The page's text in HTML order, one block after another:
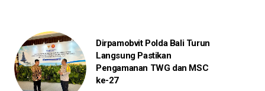
Dirpamobvit Polda Bali Turun
Langsung Pastikan
Pengamanan TWG dan MSC
ke-27